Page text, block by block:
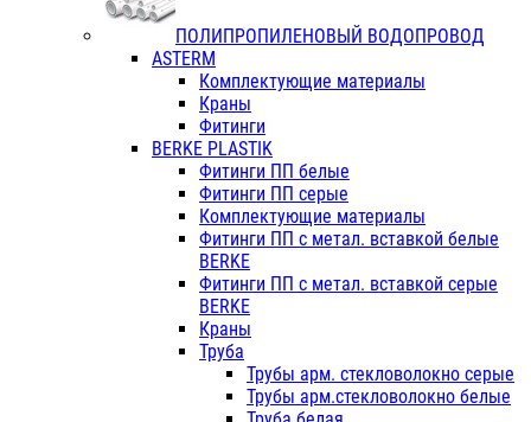
ПОЛИПРОПИЛЕНОВЫЙ ВОДОПРОВОД
ASTERM
Комплектующие материалы
Краны
Фитинги
BERKE PLASTIK
Фитинги ПП белые
Фитинги ПП серые
Комплектующие материалы
Фитинги ПП с метал. вставкой белые
BERKE
Фитинги ПП с метал. вставкой серые
BERKE
Краны
Труба
Трубы арм. стекловолокно серые
Трубы арм.стекловолокно белые